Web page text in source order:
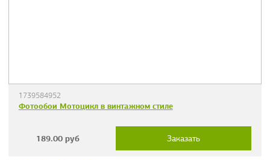
1739584952
Фотообои Мотоцикл в винтажном стиле
189.00 руб Заказать